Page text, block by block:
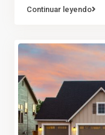
Continuar leyendo